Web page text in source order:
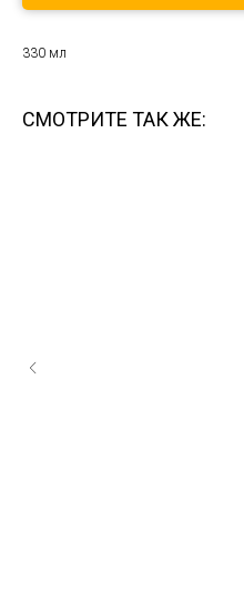
330 мл
СМОТРИТЕ ТАК ЖЕ: